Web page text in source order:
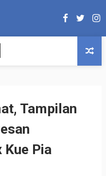
Tampilan
Kue Pia